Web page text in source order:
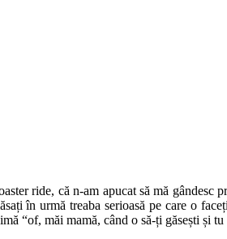
ride, că n-am apucat să mă gândesc
în urmă treaba serioasă pe care o
“of, măi mamă, când o să-ți găsești și